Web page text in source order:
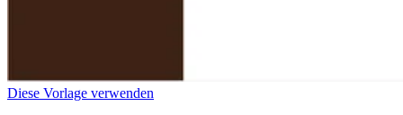
Diese Vorlage verwenden